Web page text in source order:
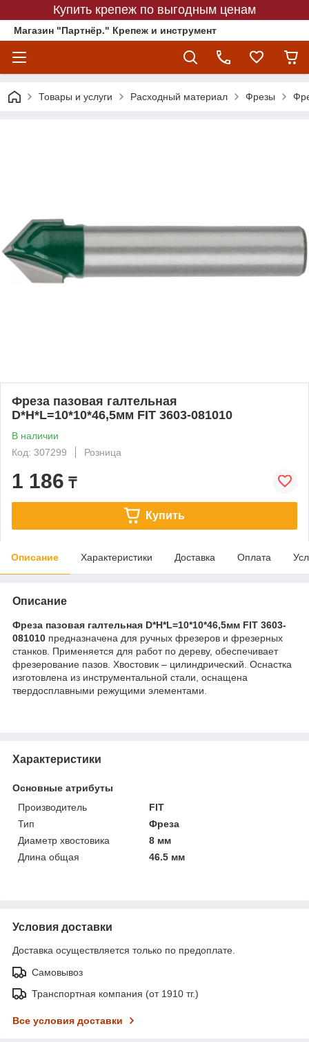
Купить крепеж по выгодным ценам
Магазин "Партнёр." Крепеж и инструмент
Товары и услуги Расходный материал Фрезы
Фреза пазовая галтельная
D*H*L=10*10*46,5мм FIT 3603-081010
В наличии
Код: 307299
Розница
1 186 ₸
Купить
Описание Характеристики Доставка Оплата
Описание
Фреза пазовая галтельная D*H*L=10*10*46,5мм FIT 3603-
081010 предназначена для ручных фрезеров и фрезерных
станков. Применяется для работ по дереву, обеспечивает
фрезерование пазов. Хвостовик – цилиндрический. Оснастка
изготовлена из инструментальной стали, оснащена
твердосплавными режущими элементами.
Характеристики
Основные атрибуты
Производитель
FIT
Тип
Фреза
Диаметр хвостовика
8 мм
Длина общая
46.5 мм
Условия доставки
Доставка осуществляется только по предоплате.
Самовывоз
Транспортная компания (от 1910 тг.)
Все условия доставки